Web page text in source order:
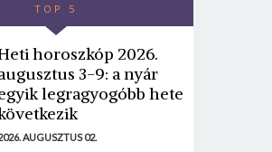
TOP 5
horoszkóp 2026.
3-9: a nyár
legragyogóbb hete
AUGUSZTUS 02.